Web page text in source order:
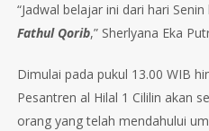
“Jadwal belajar ini dari hari
Fathul Qorib,” Sherlyana Eka
Dimulai pada pukul 13.00 WIB
Pesantren al Hilal 1 Cililin akan
orang yang telah mendahului